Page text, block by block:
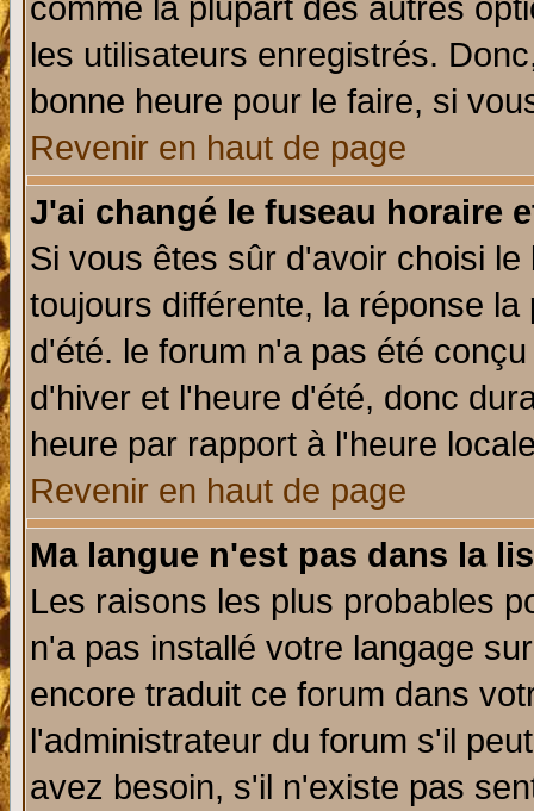
comme la plupart des autres
les utilisateurs enregistrés.
bonne heure pour le faire, si
Revenir en haut de page
J'ai changé le fuseau horaire
Si vous êtes sûr d'avoir choisi
toujours différente, la réponse
d'été. le forum n'a pas été
d'hiver et l'heure d'été, donc
heure par rapport à l'heure
Revenir en haut de page
Ma langue n'est pas dans la
Les raisons les plus probables
n'a pas installé votre langage
encore traduit ce forum dans
l'administrateur du forum s'il
avez besoin, s'il n'existe pas